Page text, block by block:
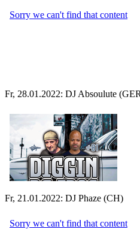
Fr, 28.01.2022: DJ Absoulute
Fr, 21.01.2022: DJ Phaze (CH)